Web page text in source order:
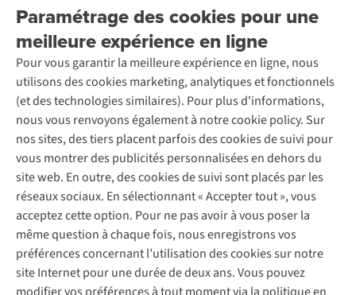
Paramétrage des cookies pour une
meilleure expérience en ligne
Pour vous garantir la meilleure expérience en ligne, nous
utilisons des cookies marketing, analytiques et fonctionnels
(et des technologies similaires). Pour plus d'informations,
nous vous renvoyons également à notre cookie policy. Sur
nos sites, des tiers placent parfois des cookies de suivi pour
vous montrer des publicités personnalisées en dehors du
site web. En outre, des cookies de suivi sont placés par les
réseaux sociaux. En sélectionnant « Accepter tout », vous
acceptez cette option. Pour ne pas avoir à vous poser la
même question à chaque fois, nous enregistrons vos
préférences concernant l’utilisation des cookies sur notre
site Internet pour une durée de deux ans. Vous pouvez
Rétractation d'une commande
Entretien & réparations
Garantie
Contactez-nous
À propos d’Ayacucho
Nos magasins
À propos d’A.S.Adventure
Déclaration d'accessibilité
Location / Location sports d’hiver
Entretien de ski
Service de lavage
Entretien de chaussures
Réparation de chaussures
Réparation de vêtements
Retouches
Pour les entreprises
Découvrez
A.S.Magazine
Explore Camp
Gear Check
Expertise & conseils
Abonnez-vous à la newsletter
Suivez-nous
Mentions légales Politique de confidentialité